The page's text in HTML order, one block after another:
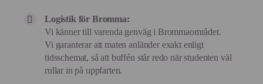
Logistik för Bromma:
Vi känner till varenda genväg i Brommaområdet.
Vi garanterar att maten anländer exakt enligt
tidsschemat, så att buffén står redo när studenten väl
rullar in på uppfarten.